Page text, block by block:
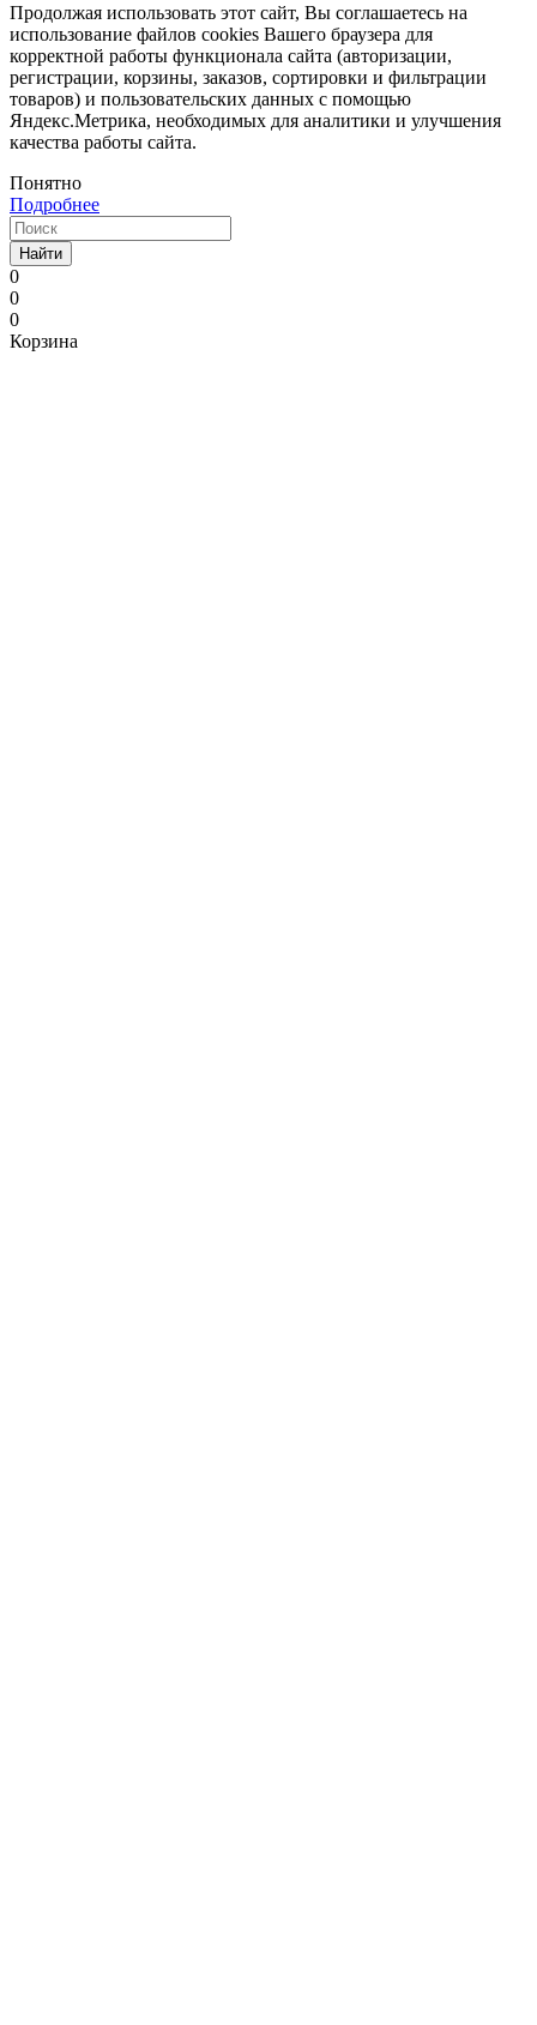
Продолжая использовать этот сайт, Вы соглашаетесь на
использование файлов cookies Вашего браузера для
корректной работы функционала сайта (авторизации,
регистрации, корзины, заказов, сортировки и фильтрации
товаров) и пользовательских данных с помощью
Яндекс.Метрика, необходимых для аналитики и улучшения
качества работы сайта.
Понятно
Подробнее
Найти
0
0
0
Корзина